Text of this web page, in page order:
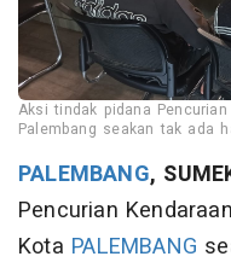
Aksi tindak pidana
Palembang seakan tak ada
PALEMBANG,
Pencurian
Kota PALEMBANG